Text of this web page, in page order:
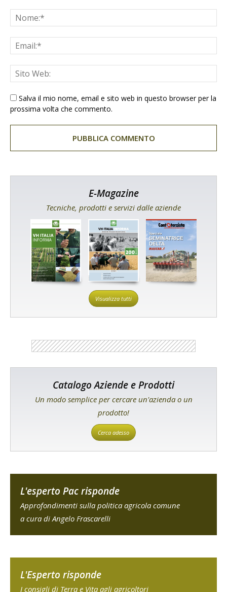
Salva il mio nome, email e sito web in questo browser per la
prossima volta che commento.
E-Magazine
Tecniche, prodotti e servizi dalle aziende
Visualizza tutti
Catalogo Aziende e Prodotti
Un modo semplice per cercare un'azienda o un
prodotto!
Cerca adesso
L'esperto Pac risponde
Approfondimenti sulla politica agricola comune
a cura di Angelo Frascarelli
L'Esperto risponde
I consigli di Terra e Vita agli agricoltori